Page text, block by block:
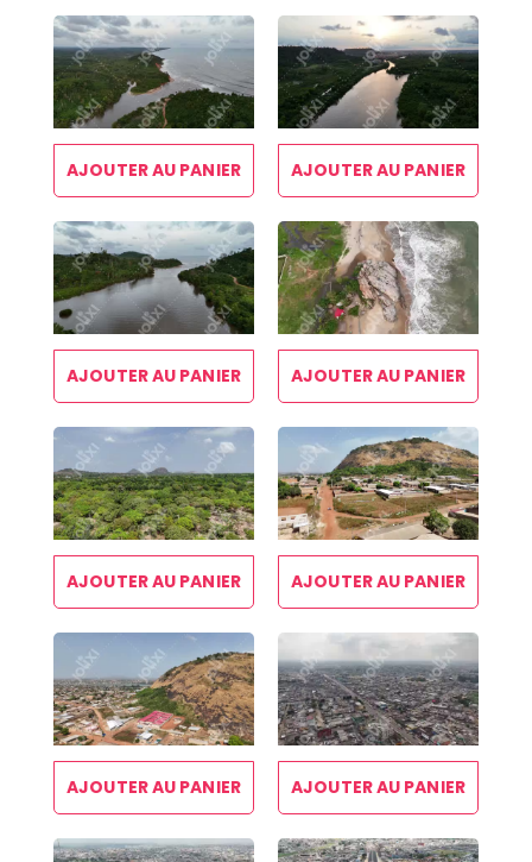
AJOUTER AU PANIER AJOUTER AU PANIER
AJOUTER AU PANIER AJOUTER AU PANIER
AJOUTER AU PANIER AJOUTER AU PANIER
AJOUTER AU PANIER AJOUTER AU PANIER